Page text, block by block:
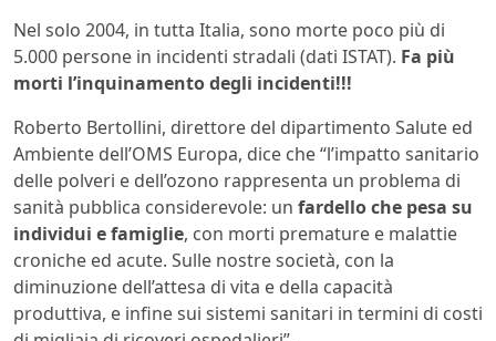
Nel solo 2004, in tutta Italia, sono morte poco più di
5.000 persone in incidenti stradali (dati ISTAT). Fa più
morti l’inquinamento degli incidenti!!!
Roberto Bertollini, direttore del dipartimento Salute ed
Ambiente dell’OMS Europa, dice che “l’impatto sanitario
delle polveri e dell’ozono rappresenta un problema di
sanità pubblica considerevole: un fardello che pesa su
individui e famiglie, con morti premature e malattie
croniche ed acute. Sulle nostre società, con la
diminuzione dell’attesa di vita e della capacità
produttiva, e infine sui sistemi sanitari in termini di costi